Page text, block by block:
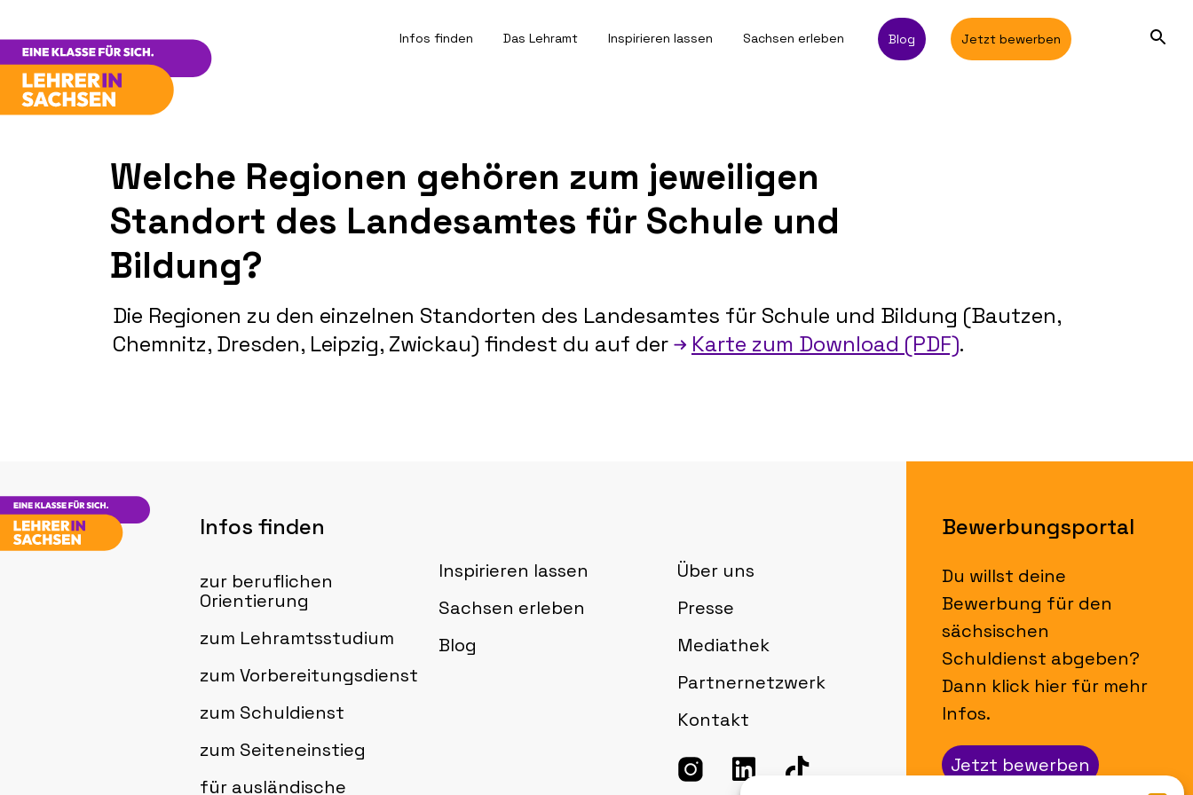
Infos finden Das Lehramt Inspirieren lassen Sachsen erleben Blog Jetzt bewerben
Welche Regionen gehören zum jeweiligen
Standort des Landesamtes für Schule und
Bildung?
Die Regionen zu den einzelnen Standorten des Landesamtes für Schule und Bildung (Bautzen,
Chemnitz, Dresden, Leipzig, Zwickau) findest du auf der
Karte zum Download (PDF).
Infos finden
zur beruflichen
Orientierung
zum Lehramtsstudium
zum Vorbereitungsdienst
zum Schuldienst
zum Seiteneinstieg
für ausländische
Inspirieren lassen
Sachsen erleben
Blog
Über uns
Presse
Mediathek
Partnernetzwerk
Kontakt
Bewerbungsportal
Du willst deine
Bewerbung für den
sächsischen
Schuldienst abgeben?
Dann klick hier für mehr
Infos.
Jetzt bewerben